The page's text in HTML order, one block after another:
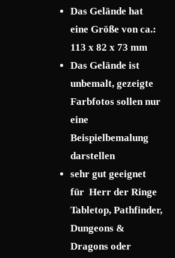
Das Gelände hat
eine Größe von ca.:
113 x 82 x 73 mm
Das Gelände ist
unbemalt, gezeigte
Farbfotos sollen nur
eine
Beispielbemalung
darstellen
sehr gut geeignet
für Herr der Ringe
Tabletop, Pathfinder,
Dungeons &
Dragons oder